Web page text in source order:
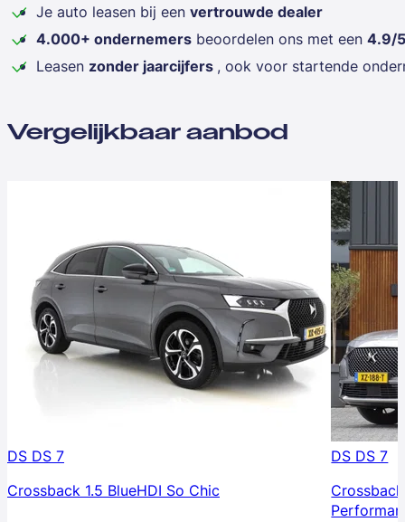
Je auto leasen bij een vertrouwde dealer
4.000+ ondernemers beoordelen ons met een 4.9/5
Leasen zonder jaarcijfers , ook voor startende
Vergelijkbaar aanbod
DS DS 7
Crossback 1.5 BlueHDI So Chic
DS DS 7